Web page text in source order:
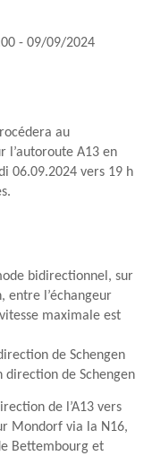
- 09/09/2024
au
l’autoroute A13 en
06.09.2024 vers 19 h
bidirectionnel, sur
entre l’échangeur
maximale est
de Schengen
direction de Schengen
de l’A13 vers
Mondorf via la N16,
Bettembourg et